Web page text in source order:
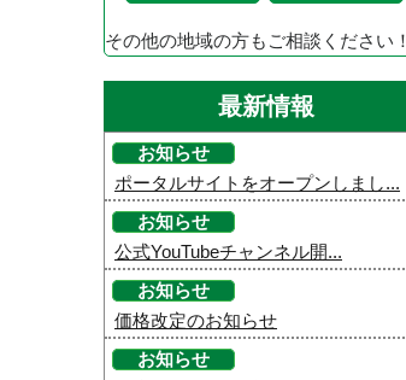
その他の地域の方もご相談ください！
最新情報
お知らせ
ポータルサイトをオープンしまし...
お知らせ
公式YouTubeチャンネル開...
お知らせ
価格改定のお知らせ
お知らせ